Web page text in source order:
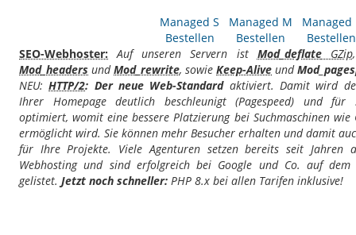
Managed S
Bestellen
Managed M
Bestellen
Managed
Bestellen
SEO-Webhoster: Auf unseren Servern ist Mod_deflateGZip
Mod_headers undMod_rewrite, sowie Keep-Alive und
NEU:HTTP/2: Der neue Web-Standardaktiviert. Damit wird
Ihrer Homepage deutlich beschleunigt (Pagespeed) und für
optimiert, womit eine bessere Platzierung bei Suchmaschinen wie
ermöglicht wird. Sie können mehr Besucher erhalten und damit
für Ihre Projekte. Viele Agenturen setzen bereits seit Jahren
Webhosting und sind erfolgreich bei Google und Co. auf dem
gelistet. Jetzt noch schneller: PHP 8.x bei allen Tarifen inklusive!